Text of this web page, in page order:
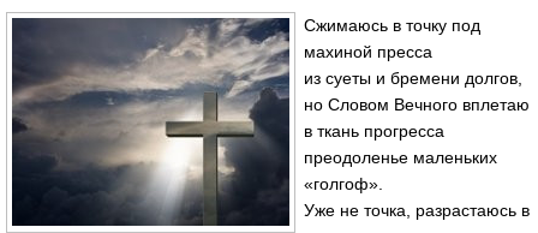
Сжимаюсь в точку под
махиной пресса
из суеты и бремени долгов,
но Словом Вечного вплетаю
в ткань прогресса
преодоленье маленьких
«голгоф».
Уже не точка, разрастаюсь в